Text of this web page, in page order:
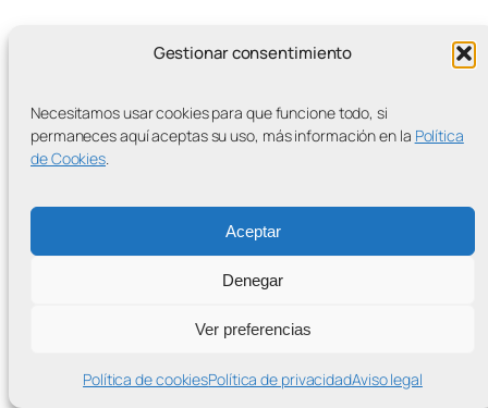
Gestionar consentimiento
Necesitamos usar cookies para que funcione todo, si
permaneces aquí aceptas su uso, más información en la Política
de Cookies.
Aceptar
Denegar
Ver preferencias
Política de cookiesPolítica de privacidadAviso legal
WordPress